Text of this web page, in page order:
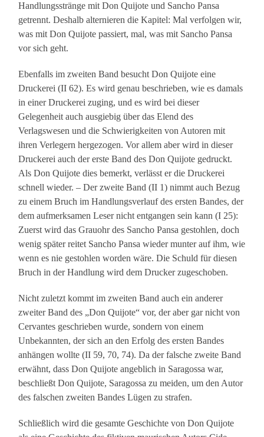
Handlungsstränge mit Don Quijote und Sancho Pansa
getrennt. Deshalb alternieren die Kapitel: Mal verfolgen wir,
was mit Don Quijote passiert, mal, was mit Sancho Pansa
vor sich geht.
Ebenfalls im zweiten Band besucht Don Quijote eine
Druckerei (II 62). Es wird genau beschrieben, wie es damals
in einer Druckerei zuging, und es wird bei dieser
Gelegenheit auch ausgiebig über das Elend des
Verlagswesen und die Schwierigkeiten von Autoren mit
ihren Verlegern hergezogen. Vor allem aber wird in dieser
Druckerei auch der erste Band des Don Quijote gedruckt.
Als Don Quijote dies bemerkt, verlässt er die Druckerei
schnell wieder. – Der zweite Band (II 1) nimmt auch Bezug
zu einem Bruch im Handlungsverlauf des ersten Bandes, der
dem aufmerksamen Leser nicht entgangen sein kann (I 25):
Zuerst wird das Grauohr des Sancho Pansa gestohlen, doch
wenig später reitet Sancho Pansa wieder munter auf ihm, wie
wenn es nie gestohlen worden wäre. Die Schuld für diesen
Bruch in der Handlung wird dem Drucker zugeschoben.
Nicht zuletzt kommt im zweiten Band auch ein anderer
zweiter Band des „Don Quijote“ vor, der aber gar nicht von
Cervantes geschrieben wurde, sondern von einem
Unbekannten, der sich an den Erfolg des ersten Bandes
anhängen wollte (II 59, 70, 74). Da der falsche zweite Band
erwähnt, dass Don Quijote angeblich in Saragossa war,
beschließt Don Quijote, Saragossa zu meiden, um den Autor
des falschen zweiten Bandes Lügen zu strafen.
Schließlich wird die gesamte Geschichte von Don Quijote